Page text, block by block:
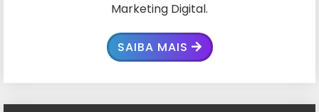
Marketing Digital.
SAIBA MAIS